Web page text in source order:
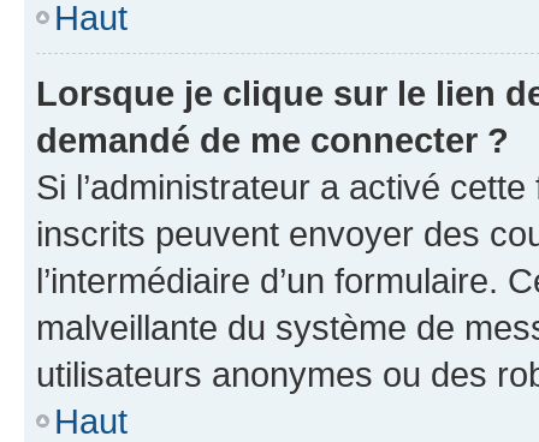
Haut
Lorsque je clique sur le lien
demandé de me connecter ?
Si l’administrateur a activé
inscrits peuvent envoyer des
l’intermédiaire d’un formulaire.
malveillante du système de
utilisateurs anonymes ou des
Haut